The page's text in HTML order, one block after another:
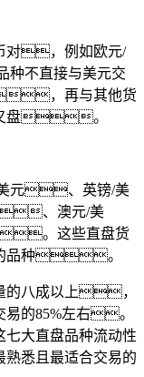
对，例如欧元/
不直接与美元交
，再与其他货
盘。
美元、英镑/美
、澳元/美
。这些直盘货
的品种。
的八成以上，
易的85%左右。
大直盘品种流动性
悉且最适合交易的